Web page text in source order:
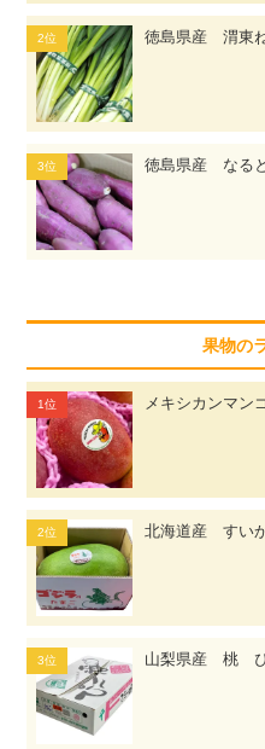
徳島県産 渭東
徳島県産 なる
果物の
メキシカンマン
北海道産 すい
山梨県産 桃